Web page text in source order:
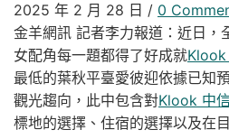
2025 年 2 月 28 日 / 0
金羊網訊 記者李力報道：近日，
女配角每一題都得了好成就
最低的葉秋平臺愛彼迎依據已知
觀光趨向，此中包含對Klook 中
標地的選擇、住宿的選擇以及在